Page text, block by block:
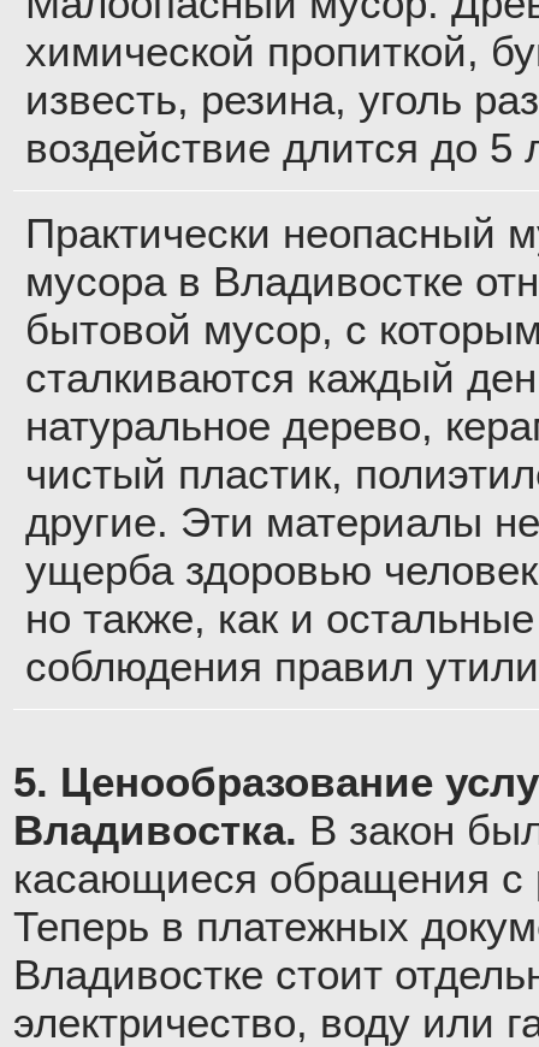
химической пропиткой,
известь, резина, уголь
воздействие длится до 5
Практически неопасный
мусора в Владивостке
бытовой мусор, с
сталкиваются каждый
натуральное дерево,
чистый пластик,
другие. Эти материалы
ущерба здоровью
но также, как и
соблюдения правил
5. Ценообразование
Владивостка. В закон
касающиеся обращения с
Теперь в платежных
Владивостке стоит
электричество, воду или